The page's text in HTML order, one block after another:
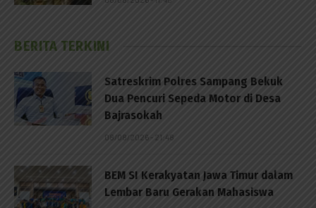
BERITA TERKINI
Satreskrim Polres Sampang Bekuk
Dua Pencuri Sepeda Motor di Desa
Bajrasokah
08/08/2026 - 21:48
BEM SI Kerakyatan Jawa Timur dalam
Lembar Baru Gerakan Mahasiswa